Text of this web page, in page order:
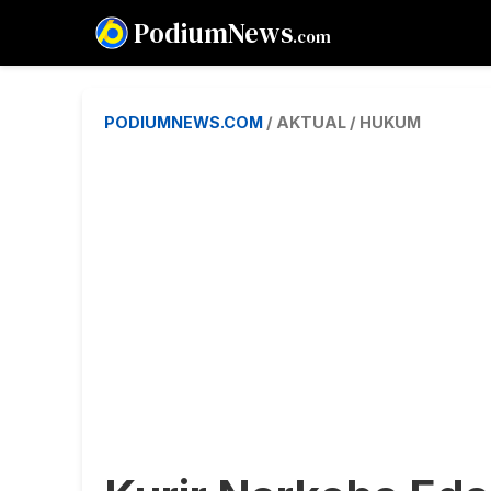
PodiumNews.com
PODIUMNEWS.COM / AKTUAL / HUKUM